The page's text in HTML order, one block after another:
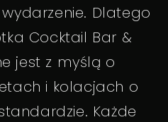
Dlatego
Cocktail Bar &
jest z myślą o
i kolacjach o
Każde